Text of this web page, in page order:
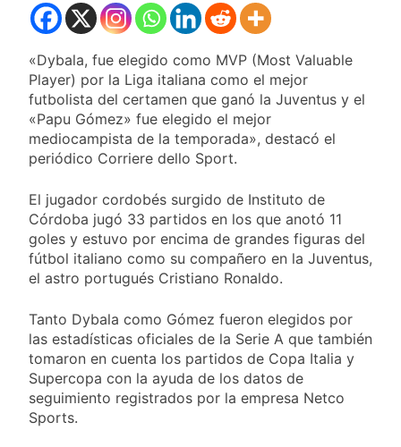
de barrio de la Liga
Femenina de fútbol
deportivo
16 Horas Atrás
Consejo Federal del
Trabajo: un nuevo
reclamo por el
respeto al
federalismo
17 Horas Atrás
Boca oficializó la
llegada de Enner
Valencia
18 Horas Atrás
Carlos Balor y
la celebración por
San Cayetano
20 Horas Atrás
La bronquiolitis es
una infección
respiratoria aguda en
los bebés
21 Horas Atrás
El último adiós al
22 Horas Atrás
Quilmes recibe a
Almagro con la mira
puesta en el Reducido
22 Horas Atrás
La crisis económica
«Dybala, fue elegido como MVP (Most Valuable
Player) por la Liga italiana como el mejor
futbolista del certamen que ganó la Juventus y el
«Papu Gómez» fue elegido el mejor
mediocampista de la temporada», destacó el
periódico Corriere dello Sport.
El jugador cordobés surgido de Instituto de
Córdoba jugó 33 partidos en los que anotó 11
goles y estuvo por encima de grandes figuras del
fútbol italiano como su compañero en la Juventus,
el astro portugués Cristiano Ronaldo.
Tanto Dybala como Gómez fueron elegidos por
las estadísticas oficiales de la Serie A que también
tomaron en cuenta los partidos de Copa Italia y
Supercopa con la ayuda de los datos de
seguimiento registrados por la empresa Netco
Sports.